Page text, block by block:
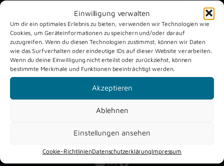
Einwilligung verwalten
Um dir ein optimales Erlebnis zu bieten, verwenden wir Technologien wie
Cookies, um Geräteinformationen zu speichern und/oder darauf
zuzugreifen. Wenn du diesen Technologien zustimmst, können wir Daten
wie das Surfverhalten oder eindeutige IDs auf dieser Website verarbeiten.
Wenn du deine Einwilligung nicht erteilst oder zurückziehst, können
bestimmte Merkmale und Funktionen beeinträchtigt werden.
Akzeptieren
Ablehnen
Einstellungen ansehen
Cookie-RichtlinienDatenschutzerklärungImpressum
Unsere aktuellen Reportagen
Schützenfest
Verne 2026
Dreckburg
YouTube
Instagram
Facebook